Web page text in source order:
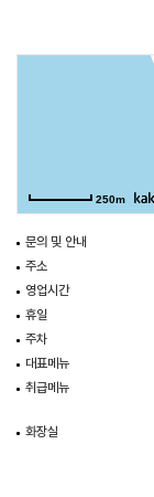
250m
문의 및 안내
주소
영업시간
휴일
주차
대표메뉴
취급메뉴
화장실